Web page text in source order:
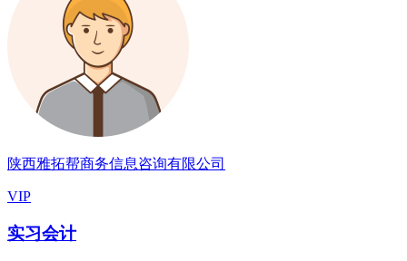
陕西雅拓帮商务信息咨询有限公司
VIP
实习会计